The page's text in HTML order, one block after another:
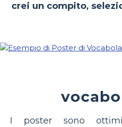
crei un compito,
I poster sono